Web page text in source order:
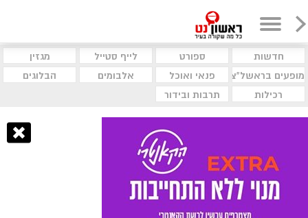
חדשות ספורט לייף סטייל
מגזין
מופעים בראשל"צ
פנאי ואוכל אלבומים
הבלוגים
רכילות
תרבות ובידור